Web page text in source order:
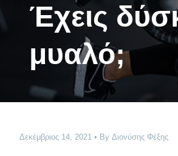
Έχεις
μυαλό;
Δεκέμβριος 14, 2021 By Διονύσης Φέξης